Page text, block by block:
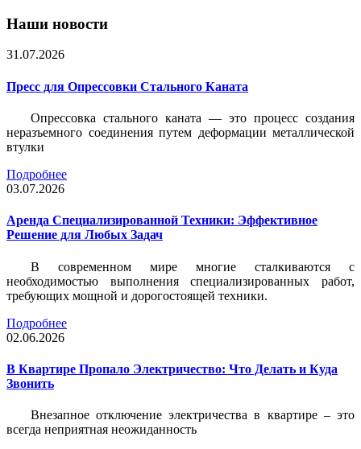
Наши новости
31.07.2026
Пресс для Опрессовки Стального Каната
Опрессовка стального каната — это процесс создания
неразъемного соединения путем деформации металлической
втулки
Подробнее
03.07.2026
Аренда Специализированной Техники: Эффективное
Решение для Любых Задач
В современном мире многие сталкиваются с
необходимостью выполнения специализированных работ,
требующих мощной и дорогостоящей техники.
Подробнее
02.06.2026
В Квартире Пропало Электричество: Что Делать и Куда
Звонить
Внезапное отключение электричества в квартире – это
всегда неприятная неожиданность